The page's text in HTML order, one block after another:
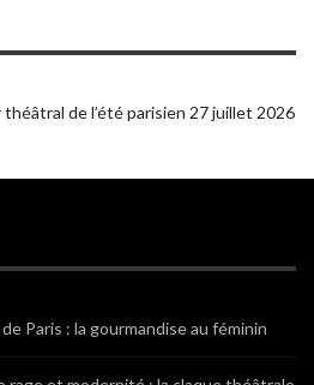
de l’été parisien 27 juillet 2026
Paris : la gourmandise au féminin